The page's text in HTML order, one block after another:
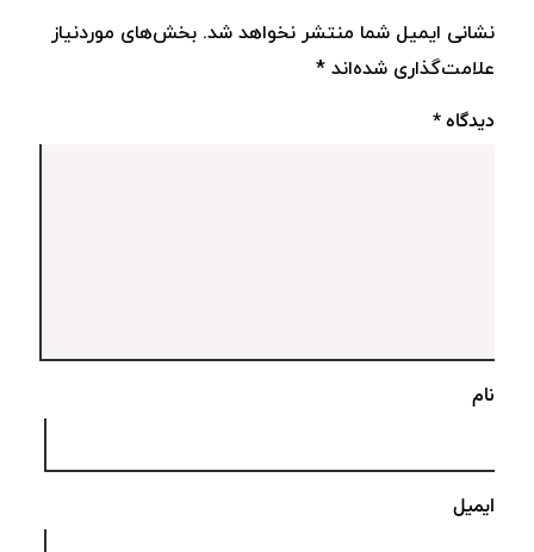
نشانی ایمیل شما منتشر نخواهد شد. بخش‌های موردنیاز
علامت‌گذاری شده‌اند *
دیدگاه*
نام
ایمیل